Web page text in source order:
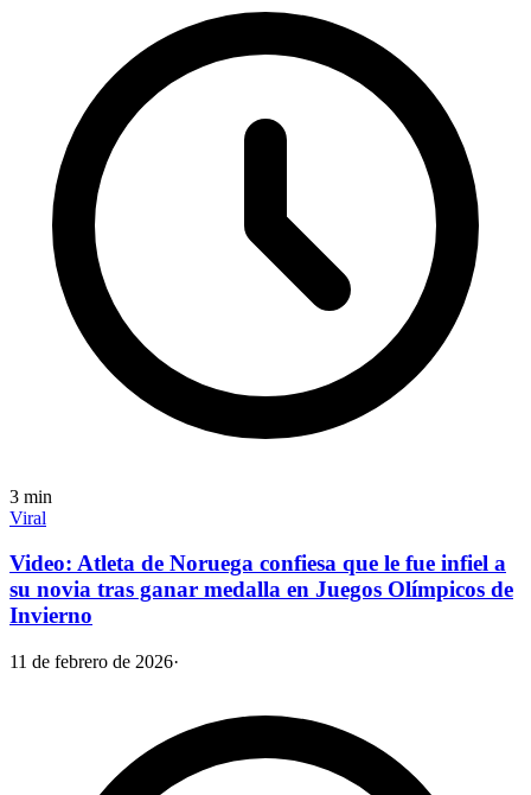
3 min
Viral
Video: Atleta de Noruega confiesa que le fue infiel a
su novia tras ganar medalla en Juegos Olímpicos de
Invierno
11 de febrero de 2026·